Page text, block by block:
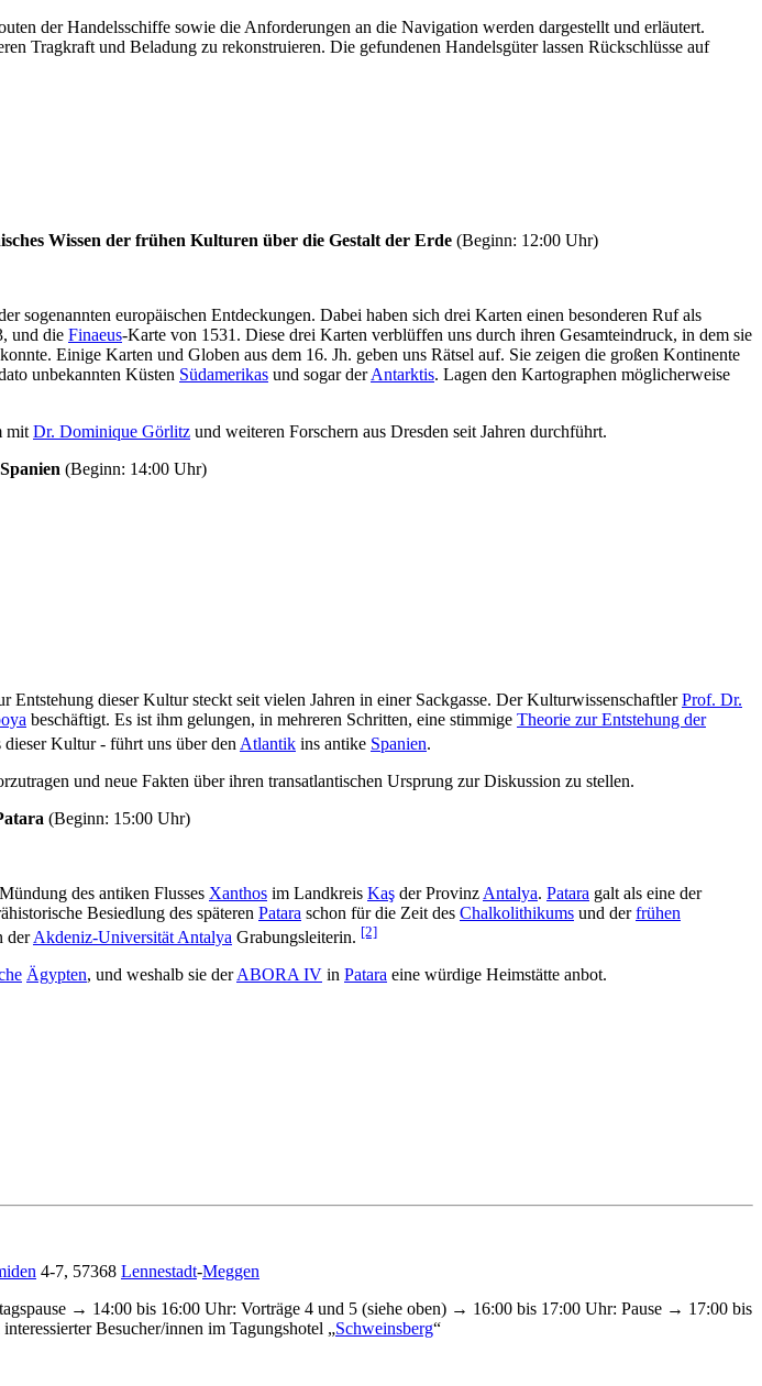
der Handelsschiffe sowie die Anforderungen an die Navigation werden dargestellt und erläutert.
Tragkraft und Beladung zu rekonstruieren. Die gefundenen Handelsgüter lassen Rückschlüsse auf
Wissen der frühen Kulturen über die Gestalt der Erde (Beginn: 12:00 Uhr)
sogenannten europäischen Entdeckungen. Dabei haben sich drei Karten einen besonderen Ruf als
und die Finaeus-Karte von 1531. Diese drei Karten verblüffen uns durch ihren Gesamteindruck, in dem sie
Einige Karten und Globen aus dem 16. Jh. geben uns Rätsel auf. Sie zeigen die großen Kontinente
unbekannten Küsten Südamerikas und sogar derAntarktis. Lagen den Kartographen möglicherweise
mit Dr. Dominique Görlitz und weiteren Forschern aus Dresden seit Jahren durchführt.
(Beginn: 14:00 Uhr)
Entstehung dieser Kultur steckt seit vielen Jahren in einer Sackgasse. Der KulturwissenschaftlerProf. Dr.
beschäftigt. Es ist ihm gelungen, in mehreren Schritten, eine stimmige Theorie zur Entstehung der
Kultur - führt uns über den Atlantik ins antike Spanien.
und neue Fakten über ihren transatlantischen Ursprung zur Diskussion zu stellen.
(Beginn: 15:00 Uhr)
des antiken Flusses Xanthos im Landkreis Kaş der Provinz Antalya. Patara galt als eine der
Besiedlung des späteren Patara schon für die Zeit des Chalkolithikums und derfrühen
derAkdeniz-Universität Antalya Grabungsleiterin. [2]
Ägypten, und weshalb sie derABORA IV in Patara eine würdige Heimstätte anbot.
4-7, 57368 Lennestadt-Meggen
→ 14:00 bis 16:00 Uhr: Vorträge 4 und 5 (siehe oben) → 16:00 bis 17:00 Uhr: Pause → 17:00 bis
Besucher/innen im Tagungshotel „Schweinsberg“